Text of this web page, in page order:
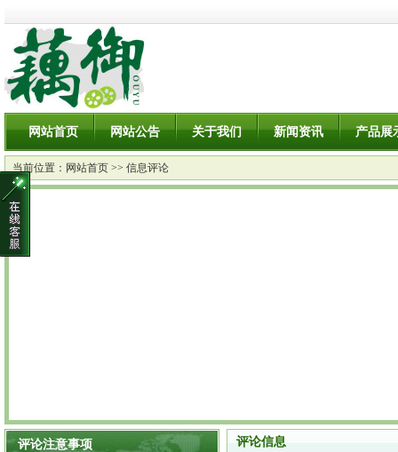
网站首页 网站公告 关于我们 新闻资讯 产品展
当前位置： 网站首页 >> 信息评论
评论注意事项 评论信息